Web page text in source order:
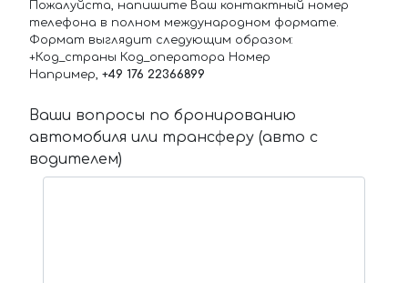
Пожалуйста, напишите Ваш контактный номер
телефона в полном международном формате.
Формат выглядит следующим образом:
+Код_страны Код_оператора Номер
Например, +49 176 22366899
Ваши вопросы по бронированию
автомобиля или трансферу (авто с
водителем)